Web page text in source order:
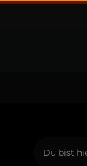
Du bist